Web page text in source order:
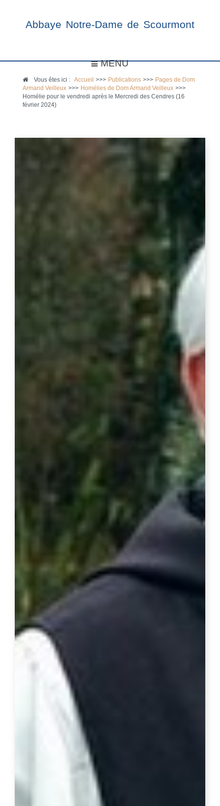
Abbaye Notre-Dame de Scourmont
MENU
Vous êtes ici :Accueil >>> Publications >>> Pages de Dom
Armand Veilleux >>> Homélies de Dom Armand Veilleux >>>
Homélie pour le vendredi après le Mercredi des Cendres (16
février 2024)